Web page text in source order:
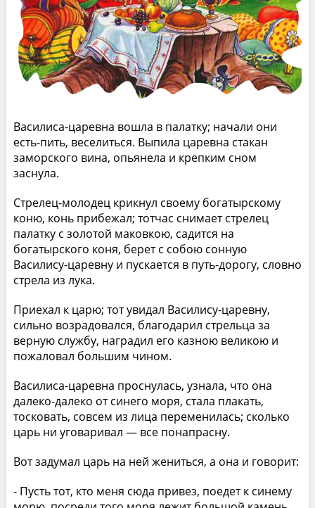
Василиса-царевна вошла в палатку; начали они
есть-пить, веселиться. Выпила царевна стакан
заморского вина, опьянела и крепким сном
заснула.
Стрелец-молодец крикнул своему богатырскому
коню, конь прибежал; тотчас снимает стрелец
палатку с золотой маковкою, садится на
богатырского коня, берет с собою сонную
Василису-царевну и пускается в путь-дорогу, словно
стрела из лука.
Приехал к царю; тот увидал Василису-царевну,
сильно возрадовался, благодарил стрельца за
верную службу, наградил его казною великою и
пожаловал большим чином.
Василиса-царевна проснулась, узнала, что она
далеко-далеко от синего моря, стала плакать,
тосковать, совсем из лица переменилась; сколько
царь ни уговаривал — все понапрасну.
Вот задумал царь на ней жениться, а она и говорит:
- Пусть тот, кто меня сюда привез, поедет к синему